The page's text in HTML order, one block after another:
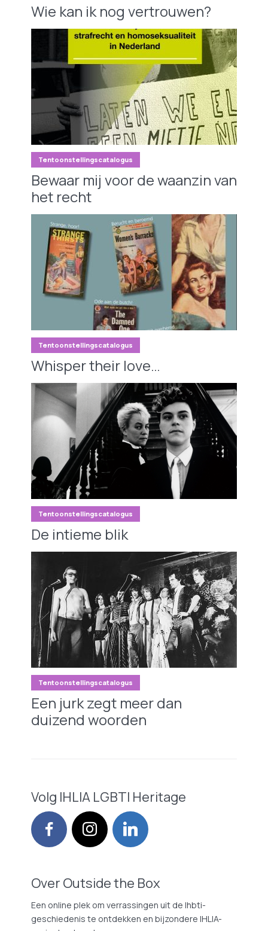
Wie kan ik nog vertrouwen?
Tentoonstellingscatalogus
Bewaar mij voor de waanzin van
het recht
Tentoonstellingscatalogus
Whisper their love…
Tentoonstellingscatalogus
De intieme blik
Tentoonstellingscatalogus
Een jurk zegt meer dan
duizend woorden
Volg IHLIA LGBTI Heritage
Over Outside the Box
Een online plek om verrassingen uit de lhbti-
geschiedenis te ontdekken en bijzondere IHLIA-